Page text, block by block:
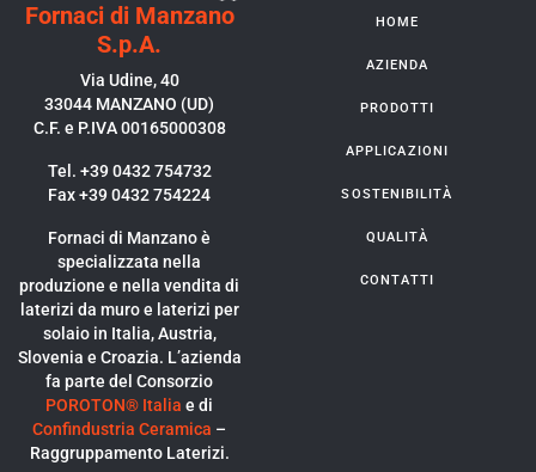
Fornaci di Manzano
S.p.A.
Via Udine, 40
33044 MANZANO (UD)
C.F. e P.IVA 00165000308
Tel. +39 0432 754732
Fax +39 0432 754224
Fornaci di Manzano è
specializzata nella
produzione e nella vendita di
laterizi da muro e laterizi per
solaio in Italia, Austria,
Slovenia e Croazia. L’azienda
fa parte del Consorzio
POROTON® Italia e di
Confindustria Ceramica –
Raggruppamento Laterizi.
HOME
AZIENDA
PRODOTTI
APPLICAZIONI
SOSTENIBILITÀ
QUALITÀ
CONTATTI